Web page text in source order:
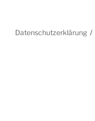
Datenschutzerklärung